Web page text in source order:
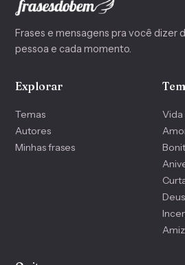
Frases e mensagens pra você dizer
pessoa e cada momento.
Explorar
Temas
Autores
Minhas frases
Vida
Deus